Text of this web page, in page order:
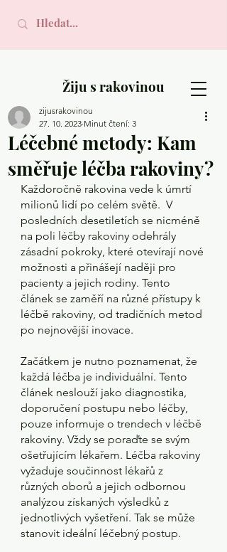
Žiju s rakovinou
Léčebné metody: Kam
směřuje léčba rakoviny?
zijusrakovinou
27. 10. 2023 Minut čtení: 3
Každoročně rakovina vede k úmrtí
milionů lidí po celém světě.  V
posledních desetiletích se nicméně
na poli léčby rakoviny odehrály
zásadní pokroky, které otevírají nové
možnosti a přinášejí naději pro
pacienty a jejich rodiny. Tento
článek se zaměří na různé přístupy k
léčbě rakoviny, od tradičních metod
po nejnovější inovace.
Začátkem je nutno poznamenat, že
každá léčba je individuální. Tento
článek neslouží jako diagnostika,
doporučení postupu nebo léčby,
pouze informuje o trendech v léčbě
rakoviny. Vždy se poraďte se svým
ošetřujícím lékařem. Léčba rakoviny
vyžaduje součinnost lékařů z
různých oborů a jejich odbornou
analýzou získaných výsledků z
jednotlivých vyšetření. Tak se může
stanovit ideální léčebný postup.